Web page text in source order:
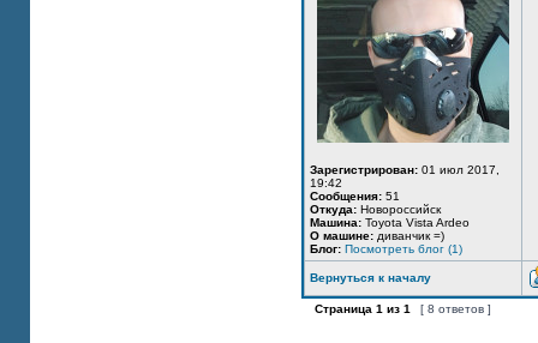
Зарегистрирован: 01 июл 2017,
19:42
Сообщения: 51
Откуда: Новороссийск
Машина: Toyota Vista Ardeo
О машине: диванчик =)
Блог: Посмотреть блог (1)
Вернуться к началу
Страница 1 из 1 [ 8 ответов ]